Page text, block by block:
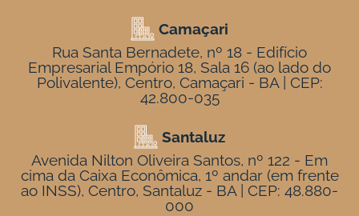
Camaçari
Rua Santa Bernadete, nº 18 - Edifício
Empresarial Empório 18, Sala 16 (ao lado do
Polivalente), Centro, Camaçari - BA | CEP:
42.800-035
Santaluz
Avenida Nilton Oliveira Santos, nº 122 - Em
cima da Caixa Econômica, 1º andar (em frente
ao INSS), Centro, Santaluz - BA | CEP: 48.880-
000